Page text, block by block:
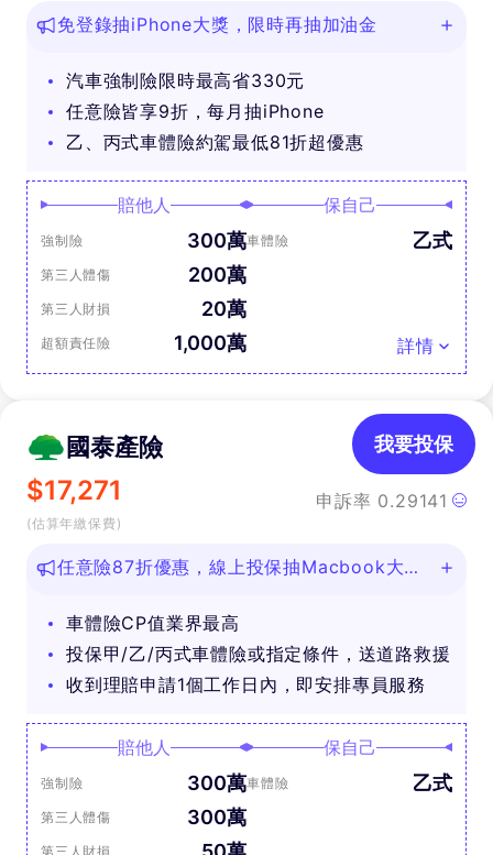
免登錄抽iPhone大獎，限時再抽加油金
汽車強制險限時最高省330元
任意險皆享9折，每月抽iPhone
乙、丙式車體險約駕最低81折超優惠
賠他人
強制險 300萬
第三人體傷 200萬
第三人財損 20萬
超額責任險 1,000萬
保自己
車體險 乙式
詳情
國泰產險
$17,271
(估算年繳保費)
申訴率 0.29141
我要投保
任意險87折優惠，線上投保抽Macbook大
車體險CP值業界最高
投保甲/乙/丙式車體險或指定條件，送道路救援
收到理賠申請1個工作日內，即安排專員服務
賠他人
強制險 300萬
第三人體傷 300萬
第三人財損
保自己
車體險 乙式